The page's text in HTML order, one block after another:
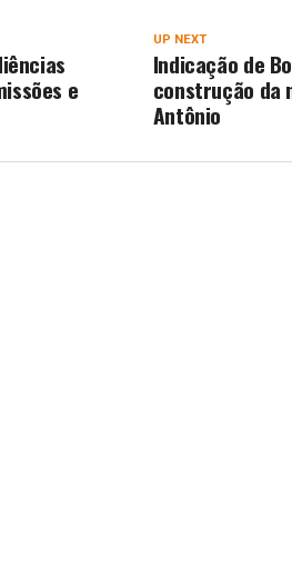
UP NEXT
Indicação de
construção da
Antônio
e